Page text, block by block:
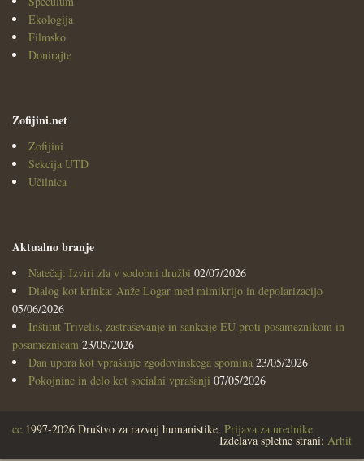
Ekologija
Filmsko
Donirajte
Zofijini.net
Zofijini
Sekcija UTD
Učilnica
Aktualno branje
Natečaj: Izviri zla v sodobni družbi 02/07/2026
Dialog kot krinka: Anže Logar med mimikrijo in depolarizacijo
05/06/2026
Inštitut Trivelis, zastraševanje in sankcije EU proti posameznikom in
posameznicam 23/05/2026
Dan upora kot vprašanje zgodovinskega spomina 23/05/2026
Pokojnine in delo kot socialni vprašanji 07/05/2026
cc 1997-2026 Društvo za razvoj humanistike. Prijava za urednike
Izdelava spletne strani: Arhit